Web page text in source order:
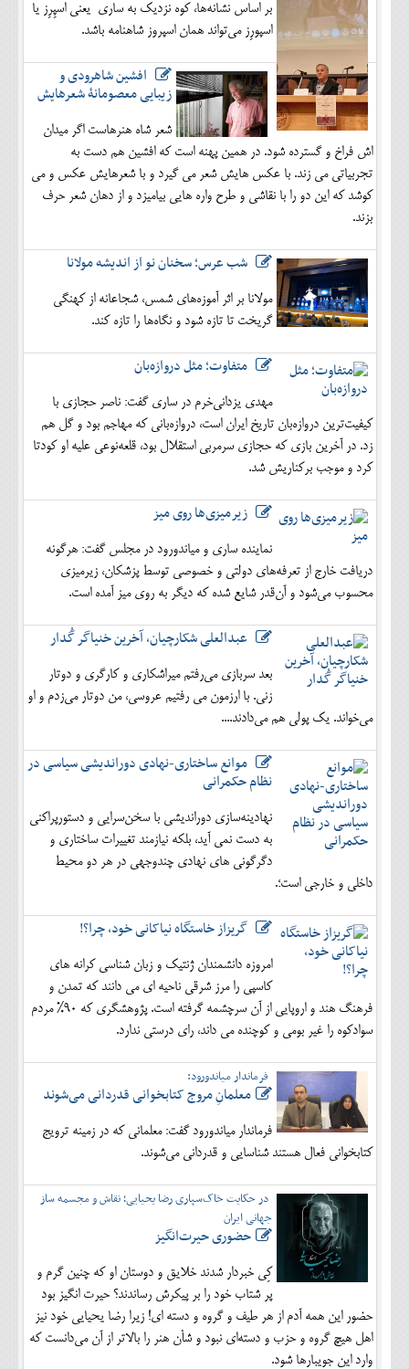
بر اساس نشانه‌ها، کوه نزدیک به ساری یعنی اسپِرِز یا
اسپورِز می‌تواند همان اسپروز شاهنامه باشد.
افشین شاهرودی و
زیبایی معصومانۀ شعرهایش
شعر شاه هنرهاست اگر میدان
اش فراخ و گسترده شود. در همین پهنه است که افشین هم دست به
تجربیاتی می زند. با عکس هایش شعر می گیرد و با شعرهایش عکس و می
کوشد که این دو را با نقاشی و طرح واره هایی بیامیزد و از دهان شعر حرف
بزند.
شب عرس؛ سخنان نو از اندیشه مولانا
مولانا بر اثر آموزه‌های شمس، شجاعانه از کهنگی
گریخت تا تازه شود و نگاه‌ها را تازه کند.
متفاوت؛ مثل دروازه‌بان
مهدی یزدانی‌خرم در ساری گفت: ناصر حجازی با
کیفیت‌ترین دروازه‌بان تاریخ ایران است، دروازه‌بانی که مهاجم بود و گل هم
زد. در آخرین بازی که حجازی سرمربی استقلال بود، قلعه‌نوعی علیه او کودتا
کرد و موجب برکناریش شد.
زیرمیزی‌ها روی میز
نماینده ساری و میاندورود در مجلس گفت: هرگونه
دریافت خارج از تعرفه‌های دولتی و خصوصی توسط پزشکان، زیرمیزی
محسوب می‌شود و آن‌قدر شایع شده که دیگر به روی میز آمده است.
عبدالعلی شکارچیان، آخرین خنیاگر گُدار
بعد سربازی می‌رفتم میراشکاری و کارگری و دوتار
زنی. با ارزمون می رفتیم عروسی، من دوتار می‌زدم و او
می‌خواند. یک پولی هم می‌دادند....
موانع ساختاری-نهادی دوراندیشی سیاسی در
نظام حکمرانی
نهادینه‌سازی دوراندیشی با سخن‌سرایی و دستورپراکنی
به دست نمی آید، بلکه نیازمند تغییرات ساختاری و
دگرگونی های نهادی چندوجهی در هر دو محیط
داخلی و خارجی است؛.
گریزاز خاستگاه نیاکانی خود، چرا؟!
امروزه دانشمندان ژنتیک و زبان شناسی کرانه های
کاسپی را مرز شرقی ناحیه ای می دانند که تمدن و
فرهنگ هند و اروپایی از آن سرچشمه گرفته است. پژوهشگری که 90% مردم
سوادکوه را غیر بومی و کوچنده می داند، رای درستی ندارد.
فرماندار میاندورود:
معلمانِ مروج کتابخوانی قدردانی می‌شوند
فرماندار میاندورود گفت: معلمانی که در زمینه ترویج
کتابخوانی فعال هستند شناسایی و قدردانی می‌شوند.
در حکایت خاک‌سپاری رضا یحیایی؛ نقاش و مجسمه ساز
جهانی ایران
حضوری حیرت‌انگیز
کِی خبردار شدند خلایق و دوستان او که چنین گرم و
پر شتاب خود را بر پیکرش رساندند؟ حیرت انگیز بود
حضور این همه آدم از هر طیف و گروه و دسته ای! زیرا رضا یحیایی خود نیز
اهل هیچ گروه و حزب و دسته‌ای نبود و شأن هنر را بالاتر از آن می‌دانست که
وارد این جویبارها شود.